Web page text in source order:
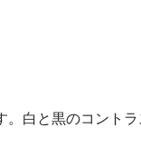
。白と黒のコント